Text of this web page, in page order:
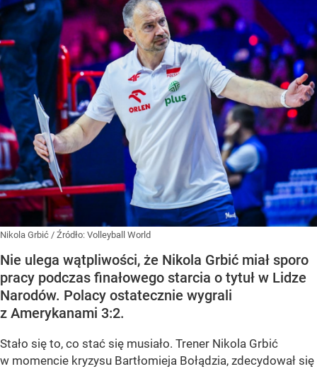
Nikola Grbić / Źródło: Volleyball World
Nie ulega wątpliwości, że Nikola Grbić miał sporo
pracy podczas finałowego starcia o tytuł w Lidze
Narodów. Polacy ostatecznie wygrali
z Amerykanami 3:2.
Stało się to, co stać się musiało. Trener Nikola Grbić
w momencie kryzysu Bartłomieja Bołądzia, zdecydował się